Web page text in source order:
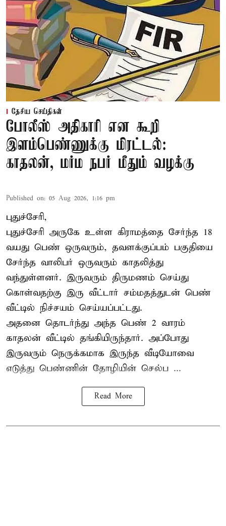
தேசிய செய்திகள்
போலீஸ் அதிகாரி என கூறி
இளம்பெண்ணுக்கு மிரட்டல்:
காதலன், மர்ம நபர் மீதும் வழக்கு
Published on: 05 Aug 2026, 1:16 pm
புதுச்சேரி,
புதுச்சேரி அருகே உள்ள கிராமத்தை சேர்ந்த 18
வயது பெண் ஒருவரும், தவளக்குப்பம் பகுதியை
சேர்ந்த வாலிபர் ஒருவரும் காதலித்து
வந்துள்ளனர். இருவரும் திருமணம் செய்து
கொள்வதற்கு இரு வீட்டார் சம்மதத்துடன் பெண்
வீட்டில் நிச்சயம் செய்யப்பட்டது.
அதனை தொடர்ந்து அந்த பெண் 2 வாரம்
காதலன் வீட்டில் தங்கியிருந்தார். அப்போது
இருவரும் நெருக்கமாக இருந்த வீடியோவை
எடுத்து பெண்ணின் தோழியின் செல்ப ...
Read More